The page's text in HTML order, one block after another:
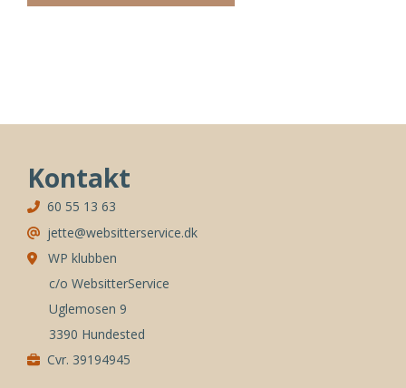
Kontakt
60 55 13 63
jette@websitterservice.dk
WP klubben
c/o WebsitterService
Uglemosen 9
3390 Hundested
Cvr. 39194945